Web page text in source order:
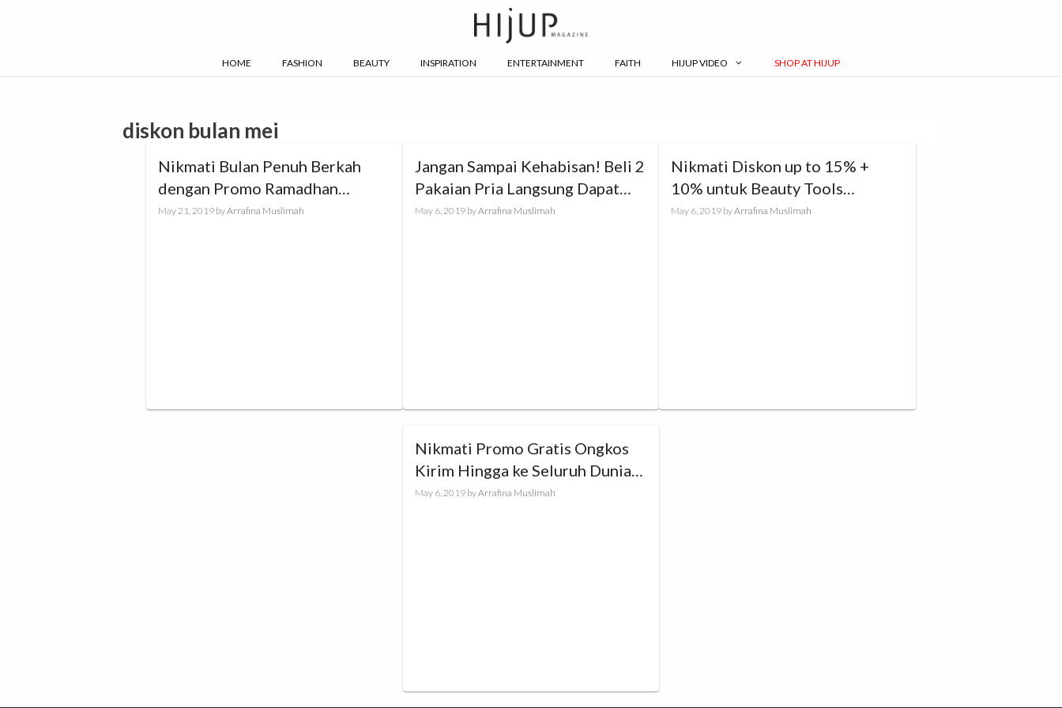
HOME FASHION BEAUTY INSPIRATION ENTERTAINMENT FAITH HIJUP VIDEO SHOP AT HIJUP
diskon bulan mei
Nikmati Bulan Penuh Berkah
dengan Promo Ramadhan
Barokah
May 21, 2019 byArrafina Muslimah
Jangan Sampai Kehabisan! Beli 2
Pakaian Pria Langsung Dapat
Voucher Shell Rp100.000!
May 6, 2019 byArrafina Muslimah
Nikmati Diskon up to 15% +
10% untuk Beauty Tools
Favorit!
May 6, 2019 byArrafina Muslimah
Nikmati Promo Gratis Ongkos
Kirim Hingga ke Seluruh Dunia
dengan Berbelanja di HIJUP
May 6, 2019 byArrafina Muslimah